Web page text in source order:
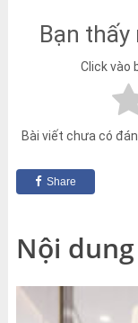
Bạn
Click vào
Bài viết chưa có
Share
Nội